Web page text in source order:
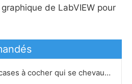
de LabVIEW pour
Comment supprimer cases à cocher qui se chevauchent multiples dans Excel